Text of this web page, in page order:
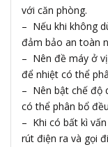
với căn phòng.
– Nếu khi không
đảm bảo an toàn
– Nên đề máy ở
để nhiệt có thể
– Nên bật chế độ
có thể phân bổ
– Khi có bất kì
rút điện ra và gọi